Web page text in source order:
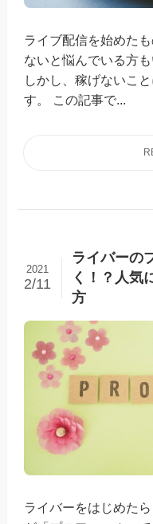
ライブ配信を始めた
ないと悩んでいる方
しかし、稼げないこ
す。 この記事で...
ライバーの
く！？人気
方
2021
2/11
ライバーをはじめた